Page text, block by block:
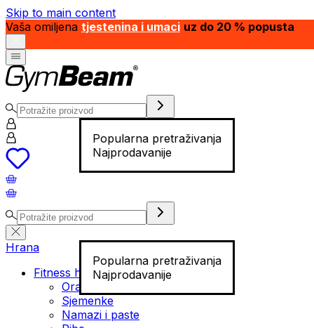
Skip to main content
Vaša omiljena tjestenina i umaci uz do 20 % popusta
Popularna pretraživanja
Najprodavanije
Popularna pretraživanja
Najprodavanije
Hrana
Fitness hrana
Orašasti plodovi
Sjemenke
Namazi i paste